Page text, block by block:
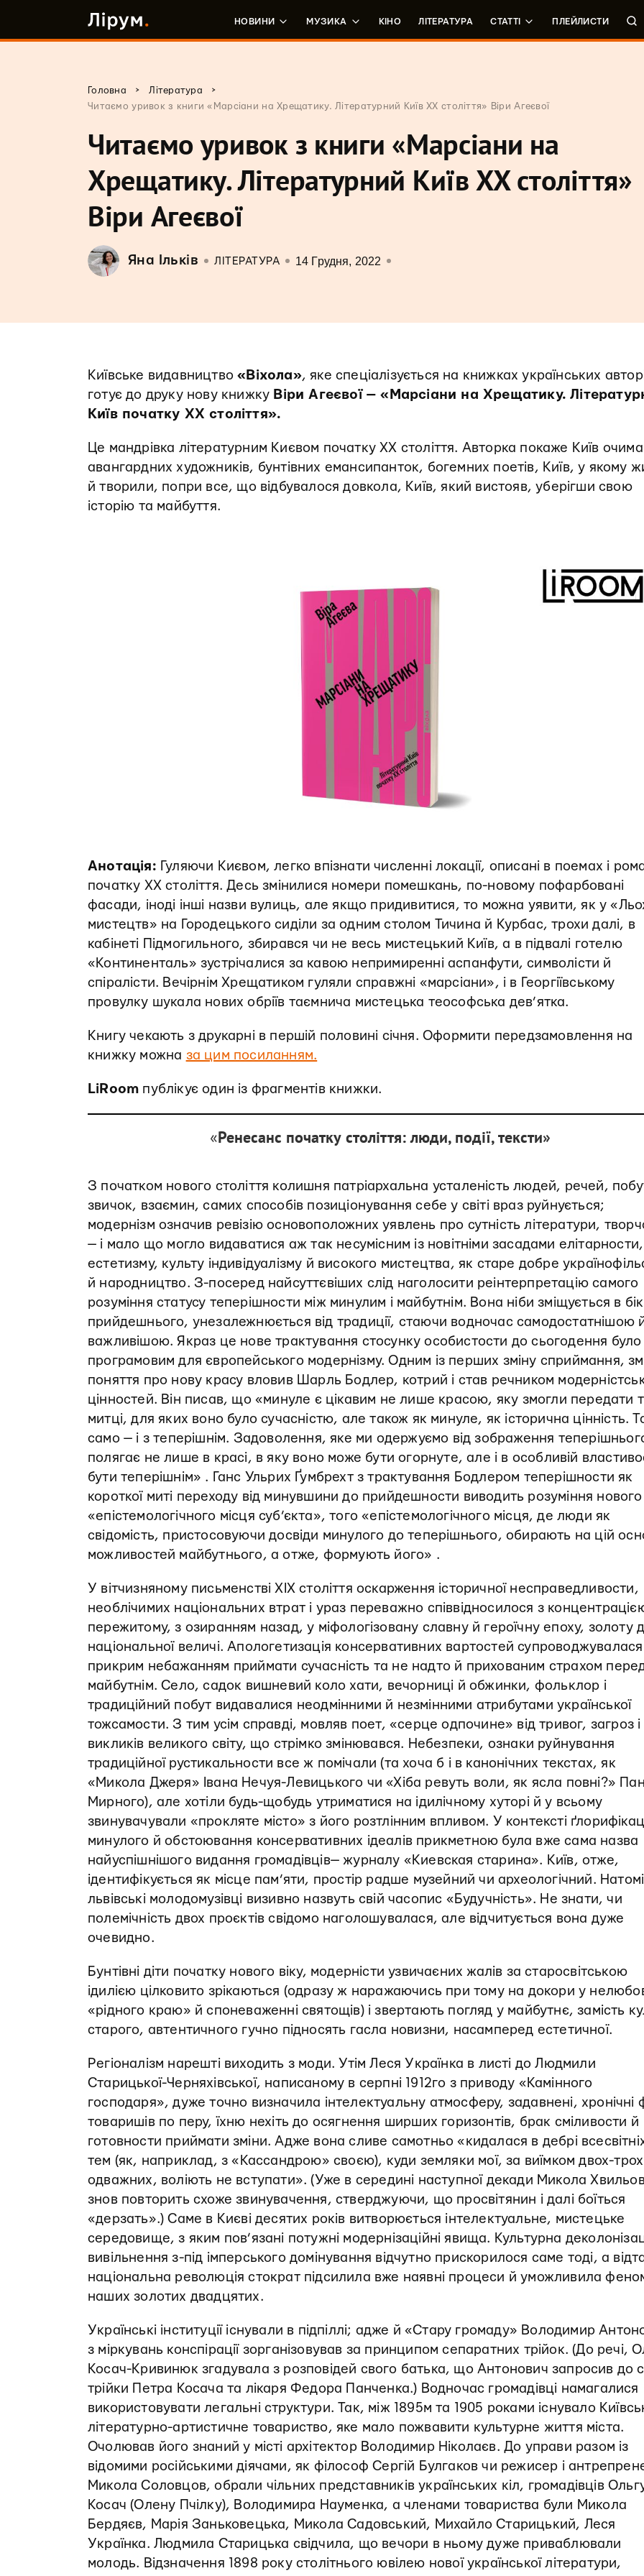
НОВИНИ МУЗИКА КІНО ЛІТЕРАТУРА СТАТТІ ПЛЕЙЛИСТИ
Головна > Література
>
Читаємо уривок з книги «Марсіани на Хрещатику. Літературний Київ XX століття» Віри Агеєвої
Читаємо уривок з книги «Марсіани на
Хрещатику. Літературний Київ XX століття»
Віри Агеєвої
Яна Ільків ЛІТЕРАТУРА 14 Грудня, 2022
Київське видавництво«Віхола», яке спеціалізується на книжках українських
готує до друку нову книжку Віри Агеєвої — «Марсіани на Хрещатику.
Київ початку XX століття».
Це мандрівка літературним Києвом початку XX століття. Авторка покаже Київ очима
авангардних художників, бунтівних емансипанток, богемних поетів, Київ, у якому
й творили, попри все, що відбувалося довкола, Київ, який вистояв, уберігши свою
історію та майбуття.
Анотація:
Гуляючи Києвом, легко впізнати численні локації, описані в поемах і
початку XX століття. Десь змінилися номери помешкань, по-новому пофарбовані
фасади, іноді інші назви вулиць, але якщо придивитися, то можна уявити, як у
мистецтв» на Городецького сиділи за одним столом Тичина й Курбас, трохи далі, в
кабінеті Підмогильного, збирався чи не весь мистецький Київ, а в підвалі готелю
«Континенталь» зустрічалися за кавою непримиренні аспанфути, символісти й
спіралісти. Вечірнім Хрещатиком гуляли справжні «марсіани», і в Георгіївському
провулку шукала нових обріїв таємнича мистецька теософська дев’ятка.
Книгу чекають з друкарні в першій половині січня. Оформити передзамовлення на
книжку можна за цим посиланням.
LiRoom публікує один із фрагментів книжки.
«Ренесанс початку століття: люди, події, тексти»
З початком нового століття колишня патріархальна усталеність людей, речей,
звичок, взаємин, самих способів позиціонування себе у світі враз руйнується;
модернізм означив ревізію основоположних уявлень про сутність літератури,
— і мало що могло видаватися аж так несумісним із новітніми засадами елітарности,
естетизму, культу індивідуалізму й високого мистецтва, як старе добре
й народництво. З-посеред найсуттєвіших слід наголосити реінтерпретацію самого
розуміння статусу теперішности між минулим і майбутнім. Вона ніби зміщується в бік
прийдешнього, унезалежнюється від традиції, стаючи водночас самодостатнішою
важливішою. Якраз це нове трактування стосунку особистости до сьогодення було
програмовим для європейського модернізму. Одним із перших зміну сприймання,
поняття про нову красу вловив Шарль Бодлер, котрий і став речником
цінностей. Він писав, що «минуле є цікавим не лише красою, яку змогли передати
митці, для яких воно було сучасністю, але також як минуле, як історична цінність.
само — і з теперішнім. Задоволення, яке ми одержуємо від зображення
полягає не лише в красі, в яку воно може бути огорнуте, але і в особливій
бути теперішнім» . Ганс Ульрих Ґумбрехт з трактування Бодлером теперішности як
короткої миті переходу від минувшини до прийдешности виводить розуміння нового
«епістемологічного місця суб’єкта», того «епістемологічного місця, де люди як
свідомість, пристосовуючи досвіди минулого до теперішнього, обирають на цій
можливостей майбутнього, а отже, формують його» .
У вітчизняному письменстві ХІХ століття оскарження історичної несправедливости,
необлічимих національних втрат і ураз переважно співвідносилося з
пережитому, з озиранням назад, у міфологізовану славну й героїчну епоху, золоту
національної величі. Апологетизація консервативних вартостей супроводжувалася
прикрим небажанням приймати сучасність та не надто й прихованим страхом
майбутнім. Село, садок вишневий коло хати, вечорниці й обжинки, фольклор і
традиційний побут видавалися неодмінними й незмінними атрибутами української
тожсамости. З тим усім справді, мовляв поет, «серце одпочине» від тривог, загроз і
викликів великого світу, що стрімко змінювався. Небезпеки, ознаки руйнування
традиційної рустикальности все ж помічали (та хоча б і в канонічних текстах, як
«Микола Джеря» Івана Нечуя-­Левицького чи «Хіба ревуть воли, як ясла повні?»
Мирного), але хотіли будь-щобудь утриматися на ідилічному хуторі й у всьому
звинувачували «прокляте місто» з його розтлінним впливом. У контексті
минулого й обстоювання консервативних ідеалів прикметною була вже сама назва
найуспішнішого видання громадівців— журналу «Киевская старина». Київ, отже,
ідентифікується як місце пам’яти, простір радше музейний чи археологічний.
львівські молодомузівці визивно назвуть свій часопис «Будучність». Не знати, чи
полемічність двох проєктів свідомо наголошувалася, але відчитується вона дуже
очевидно.
Бунтівні діти початку нового віку, модерністи узвичаєних жалів за старосвітською
ідилією цілковито зрікаються (одразу ж наражаючись при тому на докори у
«рідного краю» й споневаженні святощів) і звертають погляд у майбутнє, замість
старого, автентичного гучно підносять гасла новизни, насамперед естетичної.
Регіоналізм нарешті виходить з моди. Утім Леся Українка в листі до Людмили
Старицької-­Черняхівської, написаному в серпні 1912­го з приводу «Камінного
господаря», дуже точно визначила інтелектуальну атмосферу, задавнені, хронічні
товаришів по перу, їхню нехіть до осягнення ширших горизонтів, брак сміливости й
готовности приймати зміни. Адже вона сливе самотньо «кидалася в дебрі
тем (як, наприклад, з «Кассандрою» своєю), куди земляки мої, за виїмком двох-трох
одважних, воліють не вступати». (Уже в середині наступної декади Микола
знов повторить схоже звинувачення, стверджуючи, що просвітянин і далі боїться
«дерзать».) Саме в Києві десятих років витворюється інтелектуальне, мистецьке
середовище, з яким пов’язані потужні модернізаційні явища. Культурна
вивільнення з-під імперського домінування відчутно прискорилося саме тоді, а
національна революція стократ підсилила вже наявні процеси й уможливила
наших золотих двадцятих.
Українські інституції існували в підпіллі; адже й «Стару громаду» Володимир
з міркувань конспірації зорганізовував за принципом сепаратних трійок. (До речі,
Косач-­Кривинюк згадувала з розповідей свого батька, що Антонович запросив до
трійки Петра Косача та лікаря Федора Панченка.) Водночас громадівці намагалися
використовувати легальні структури. Так, між 1895­м та 1905 роками існувало
літературно-­артистичне товариство, яке мало пожвавити культурне життя міста.
Очолював його знаний у місті архітектор Володимир Ніколаєв. До управи разом із
відомими російськими діячами, як філософ Сергій Булгаков чи режисер і
Микола Соловцов, обрали чільних представників українських кіл, громадівців
Косач (Олену Пчілку), Володимира Науменка, а членами товариства були Микола
Бердяєв, Марія Заньковецька, Микола Садовський, Михайло Старицький, Леся
Українка. Людмила Старицька свідчила, що вечори в ньому дуже приваблювали
молодь. Відзначення 1898 року столітнього ювілею нової української літератури,